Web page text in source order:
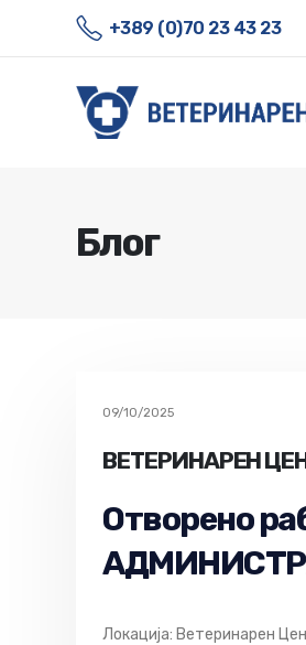
+389 (0)70 23 43 23
Блог
09/10/2025
ВЕТЕРИНАРЕН
Отворено
Локација: Ветеринарен